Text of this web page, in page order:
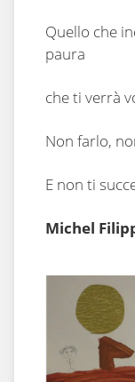
Quello che
paura
che ti verrà
Non farlo,
E non ti
Michel